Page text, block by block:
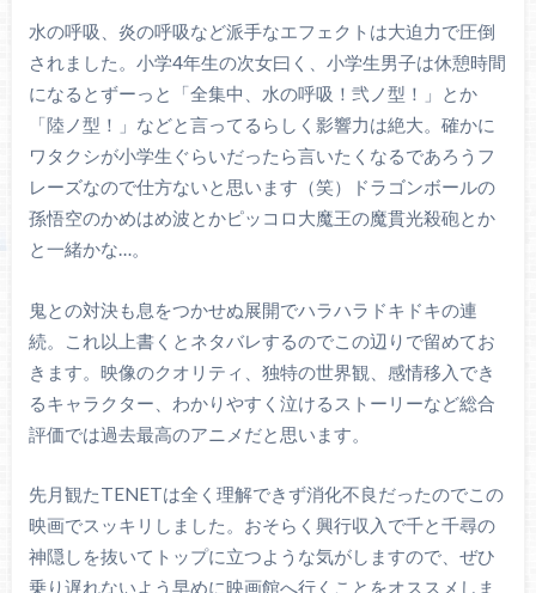
水の呼吸、炎の呼吸など派手なエフェクトは大迫力で圧倒
されました。小学4年生の次女曰く、小学生男子は休憩時間
になるとずーっと「全集中、水の呼吸！弐ノ型！」とか
「陸ノ型！」などと言ってるらしく影響力は絶大。確かに
ワタクシが小学生ぐらいだったら言いたくなるであろうフ
レーズなので仕方ないと思います（笑）ドラゴンボールの
孫悟空のかめはめ波とかピッコロ大魔王の魔貫光殺砲とか
と一緒かな…。
鬼との対決も息をつかせぬ展開でハラハラドキドキの連
続。これ以上書くとネタバレするのでこの辺りで留めてお
きます。映像のクオリティ、独特の世界観、感情移入でき
るキャラクター、わかりやすく泣けるストーリーなど総合
評価では過去最高のアニメだと思います。
先月観たTENETは全く理解できず消化不良だったのでこの
映画でスッキリしました。おそらく興行収入で千と千尋の
神隠しを抜いてトップに立つような気がしますので、ぜひ
乗り遅れないよう早めに映画館へ行くことをオススメしま